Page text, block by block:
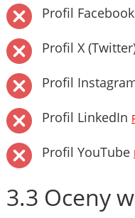
Profil Facebook
Profil X
Profil
Profil LinkedIn
Profil YouTube
3.3 Oceny